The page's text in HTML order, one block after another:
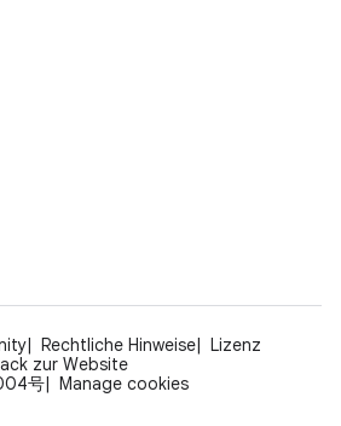
Rechtliche Hinweise
Lizenz
zur Website
号
Manage cookies